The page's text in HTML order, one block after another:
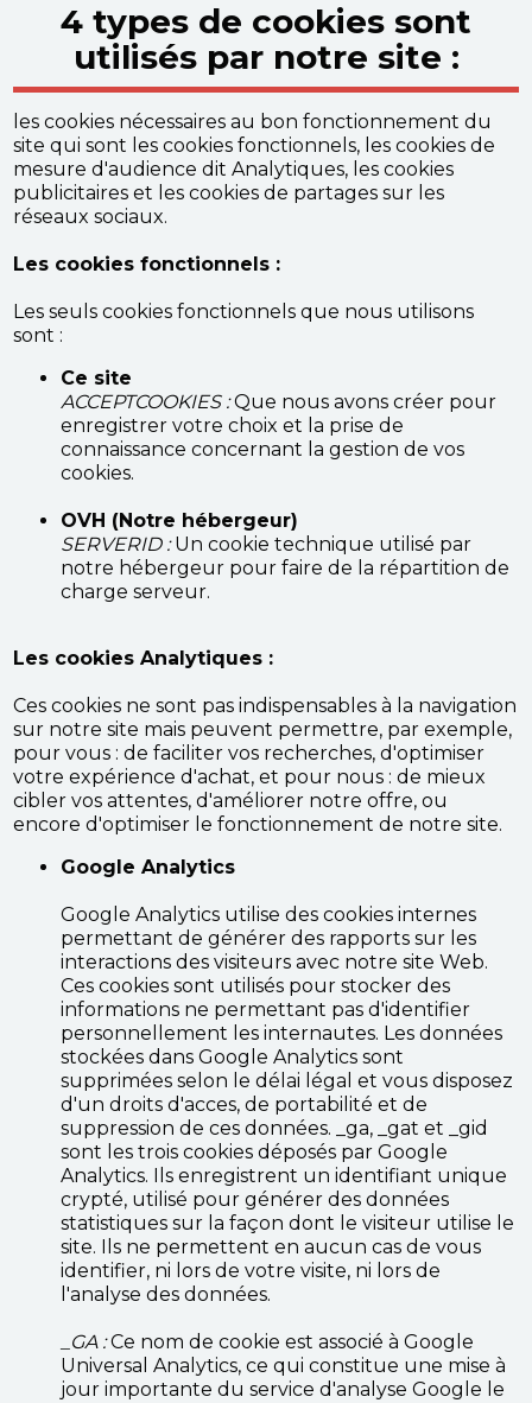
4 types de cookies sont
utilisés par notre site :
les cookies nécessaires au bon fonctionnement du
site qui sont les cookies fonctionnels, les cookies de
mesure d'audience dit Analytiques, les cookies
publicitaires et les cookies de partages sur les
réseaux sociaux.
Les cookies fonctionnels :
Les seuls cookies fonctionnels que nous utilisons
sont :
Ce site
ACCEPTCOOKIES :Que nous avons créer pour
enregistrer votre choix et la prise de
connaissance concernant la gestion de vos
cookies.
OVH (Notre hébergeur)
SERVERID :Un cookie technique utilisé par
notre hébergeur pour faire de la répartition de
charge serveur.
Les cookies Analytiques :
Ces cookies ne sont pas indispensables à la navigation
sur notre site mais peuvent permettre, par exemple,
pour vous : de faciliter vos recherches, d'optimiser
votre expérience d'achat, et pour nous : de mieux
cibler vos attentes, d'améliorer notre offre, ou
encore d'optimiser le fonctionnement de notre site.
Google Analytics
Google Analytics utilise des cookies internes
permettant de générer des rapports sur les
interactions des visiteurs avec notre site Web.
Ces cookies sont utilisés pour stocker des
informations ne permettant pas d'identifier
personnellement les internautes. Les données
stockées dans Google Analytics sont
supprimées selon le délai légal et vous disposez
d'un droits d'acces, de portabilité et de
suppression de ces données. _ga, _gat et _gid
sont les trois cookies déposés par Google
Analytics. Ils enregistrent un identifiant unique
crypté, utilisé pour générer des données
statistiques sur la façon dont le visiteur utilise le
site. Ils ne permettent en aucun cas de vous
identifier, ni lors de votre visite, ni lors de
l'analyse des données.
_GA :Ce nom de cookie est associé à Google
Universal Analytics, ce qui constitue une mise à
jour importante du service d'analyse Google le